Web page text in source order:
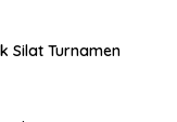
Silat Turnamen